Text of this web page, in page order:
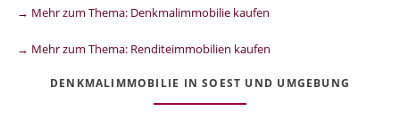
→ Mehr zum Thema: Denkmalimmobilie kaufen
→ Mehr zum Thema: Renditeimmobilien kaufen
DENKMALIMMOBILIE IN SOEST UND UMGEBUNG